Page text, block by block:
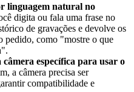
linguagem natural no
digita ou fala uma frase no
de gravações e devolve os
pedido, como "mostre o que
específica para usar o
a câmera precisa ser
compatibilidade e